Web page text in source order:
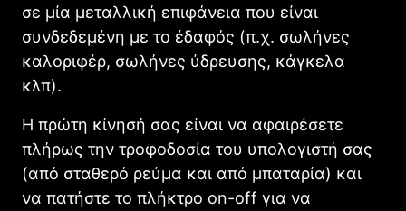
σε μία μεταλλική επιφάνεια που είναι
συνδεδεμένη με το έδαφός (π.χ. σωλήνες
καλοριφέρ, σωλήνες ύδρευσης, κάγκελα
κλπ).
Η πρώτη κίνησή σας είναι να αφαιρέσετε
πλήρως την τροφοδοσία του υπολογιστή σας
(από σταθερό ρεύμα και από μπαταρία) και
να πατήστε το πλήκτρο on-off για να